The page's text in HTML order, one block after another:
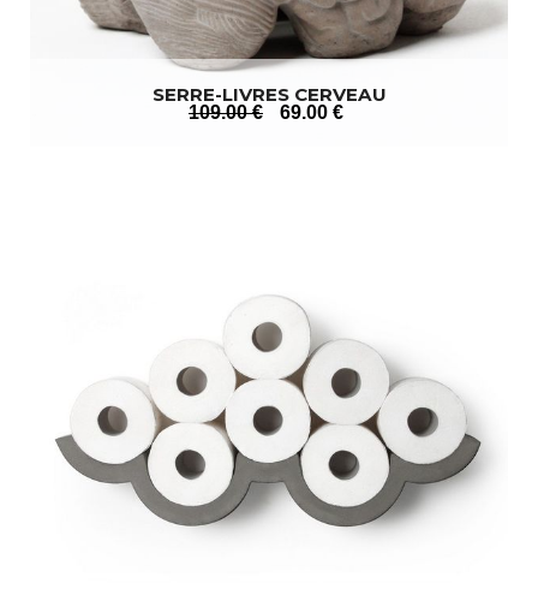
SERRE-LIVRES CERVEAU
109.00 € 69.00 €